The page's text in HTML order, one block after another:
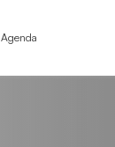
Agenda